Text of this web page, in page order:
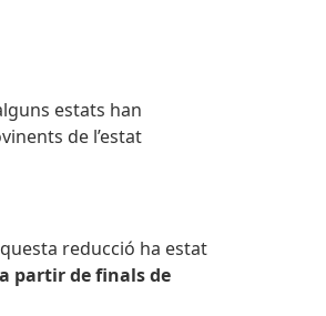
estats han
de l’estat
reducció ha estat
a partir de finals de